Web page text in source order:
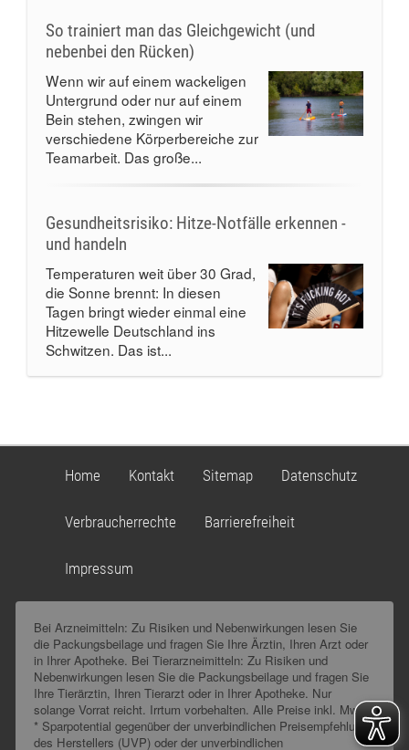
So trainiert man das Gleichgewicht (und
nebenbei den Rücken)
Wenn wir auf einem wackeligen
Untergrund oder nur auf einem
Bein stehen, zwingen wir
verschiedene Körperbereiche zur
Teamarbeit. Das große...
Gesundheitsrisiko: Hitze-Notfälle erkennen -
und handeln
Temperaturen weit über 30 Grad,
die Sonne brennt: In diesen
Tagen bringt wieder einmal eine
Hitzewelle Deutschland ins
Schwitzen. Das ist...
Home Kontakt Sitemap Datenschutz
Verbraucherrechte Barrierefreiheit
Impressum
Bei Arzneimitteln: Zu Risiken und Nebenwirkungen lesen Sie
die Packungsbeilage und fragen Sie Ihre Ärztin, Ihren Arzt oder
in Ihrer Apotheke. Bei Tierarzneimitteln: Zu Risiken und
Nebenwirkungen lesen Sie die Packungsbeilage und fragen Sie
Ihre Tierärztin, Ihren Tierarzt oder in Ihrer Apotheke. Nur
solange Vorrat reicht. Irrtum vorbehalten. Alle Preise inkl. MwSt.
* Sparpotential gegenüber der unverbindlichen Preisempfehlung
des Herstellers (UVP) oder der unverbindlichen